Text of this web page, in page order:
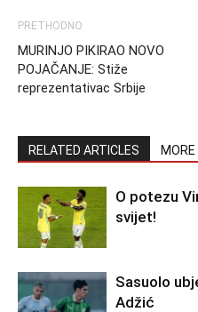
PRETHODNO
MURINJO PIKIRAO NOVO
POJAČANJE: Stiže
reprezentativac Srbije
RELATED ARTICLES
O potezu
svijet!
Sasuolo
Adžić